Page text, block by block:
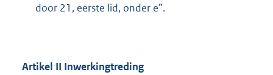
door 21, eerste lid, onder e”.
Artikel II Inwerkingtreding